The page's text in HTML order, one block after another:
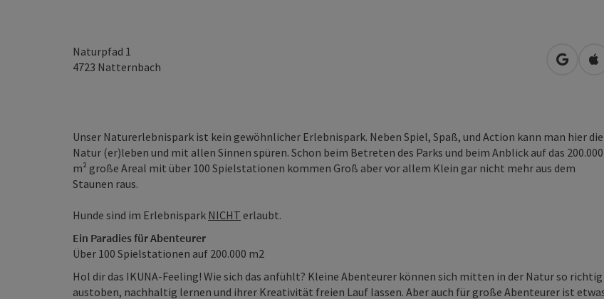
Naturpfad 1
4723 Natternbach in
Unser Naturerlebnispark ist kein gewöhnlicher Erlebnispark. Neben Spiel, Spaß, und Action kann man hier die
Natur (er)leben und mit allen Sinnen spüren. Schon beim Betreten des Parks und beim Anblick auf das 200.000
m² große Areal mit über 100 Spielstationen kommen Groß aber vor allem Klein gar nicht mehr aus dem
Staunen raus.
Hunde sind im Erlebnispark NICHT erlaubt.
Ein Paradies für Abenteurer
Über 100 Spielstationen auf 200.000 m2
Hol dir das IKUNA-Feeling! Wie sich das anfühlt? Kleine Abenteurer können sich mitten in der Natur so richtig
austoben, nachhaltig lernen und ihrer Kreativität freien Lauf lassen. Aber auch für große Abenteurer ist